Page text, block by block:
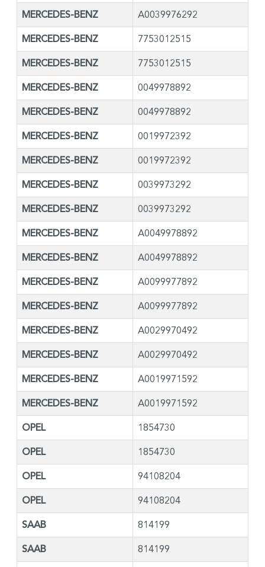
MERCEDES-BENZ A0039976292
MERCEDES-BENZ 7753012515
MERCEDES-BENZ 7753012515
MERCEDES-BENZ 0049978892
MERCEDES-BENZ 0049978892
MERCEDES-BENZ 0019972392
MERCEDES-BENZ 0019972392
MERCEDES-BENZ 0039973292
MERCEDES-BENZ 0039973292
MERCEDES-BENZ A0049978892
MERCEDES-BENZ A0049978892
MERCEDES-BENZ A0099977892
MERCEDES-BENZ A0099977892
MERCEDES-BENZ A0029970492
MERCEDES-BENZ A0029970492
MERCEDES-BENZ A0019971592
MERCEDES-BENZ A0019971592
OPEL 1854730
OPEL 1854730
OPEL 94108204
OPEL 94108204
SAAB 814199
SAAB 814199